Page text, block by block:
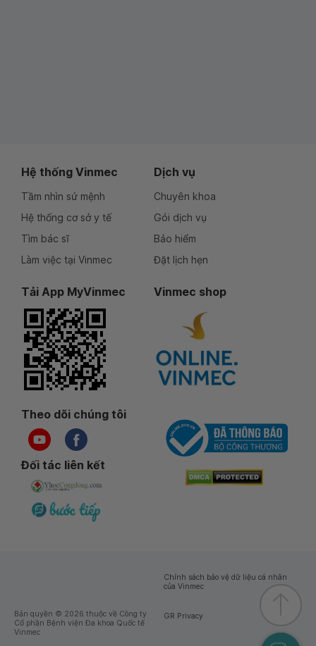
Hệ thống Vinmec
Tầm nhìn sứ mệnh
Hệ thống cơ sở y tế
Tìm bác sĩ
Làm việc tại Vinmec
Dịch vụ
Chuyên khoa
Gói dịch vụ
Bảo hiểm
Đặt lịch hẹn
Tải App MyVinmec Vinmec shop
Theo dõi chúng tôi
Đối tác liên kết
Bản quyền © 2026 thuộc về Công ty
Cổ phần Bệnh viện Đa khoa Quốc tế
Vinmec
Chính sách bảo vệ dữ liệu cá nhân
của Vinmec
GR Privacy